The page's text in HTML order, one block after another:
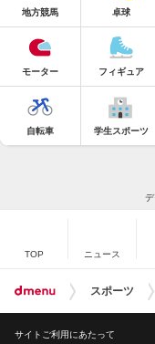
地方競馬 卓球
モーター フィギュア
自転車 学生スポーツ
TOP ニュース
スポーツ
サイトご利用にあたって